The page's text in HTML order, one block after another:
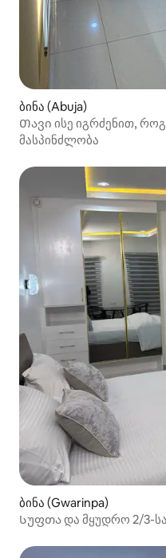
ბინა (Abuja)
Თავი ისე იგრძენით,
მყუდრო და ფართო 1
მასპინძლობა
ბინა (Gwarinpa)
Სუფთა და მყუდრო 2/3-